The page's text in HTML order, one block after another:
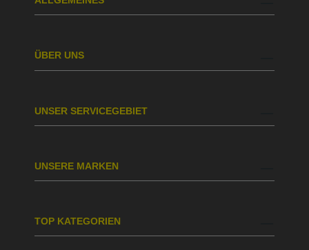
ÜBER UNS
UNSER SERVICEGEBIET
UNSERE MARKEN
TOP KATEGORIEN